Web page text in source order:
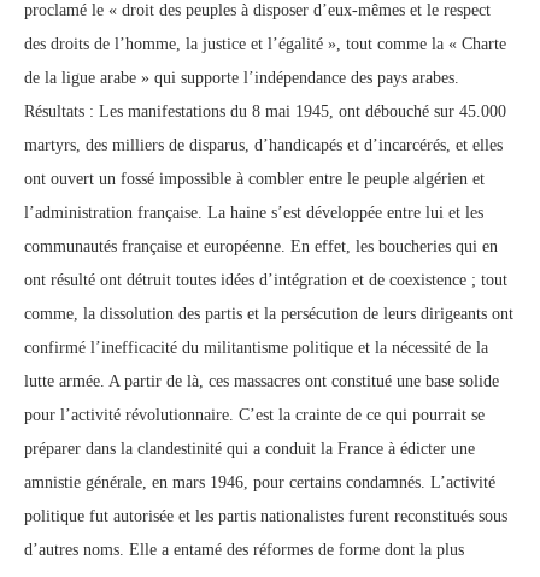
proclamé le « droit des peuples à disposer d’eux-mêmes et le respect
des droits de l’homme, la justice et l’égalité », tout comme la « Charte
de la ligue arabe » qui supporte l’indépendance des pays arabes.
Résultats : Les manifestations du 8 mai 1945, ont débouché sur 45.000
martyrs, des milliers de disparus, d’handicapés et d’incarcérés, et elles
ont ouvert un fossé impossible à combler entre le peuple algérien et
l’administration française. La haine s’est développée entre lui et les
communautés française et européenne. En effet, les boucheries qui en
ont résulté ont détruit toutes idées d’intégration et de coexistence ; tout
comme, la dissolution des partis et la persécution de leurs dirigeants ont
confirmé l’inefficacité du militantisme politique et la nécessité de la
lutte armée. A partir de là, ces massacres ont constitué une base solide
pour l’activité révolutionnaire. C’est la crainte de ce qui pourrait se
préparer dans la clandestinité qui a conduit la France à édicter une
amnistie générale, en mars 1946, pour certains condamnés. L’activité
politique fut autorisée et les partis nationalistes furent reconstitués sous
d’autres noms. Elle a entamé des réformes de forme dont la plus